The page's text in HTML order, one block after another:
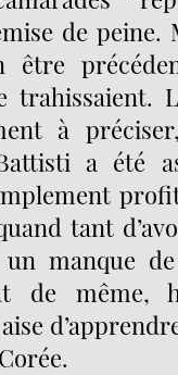
de peine.
être
à
a été
tant
manque de
même,